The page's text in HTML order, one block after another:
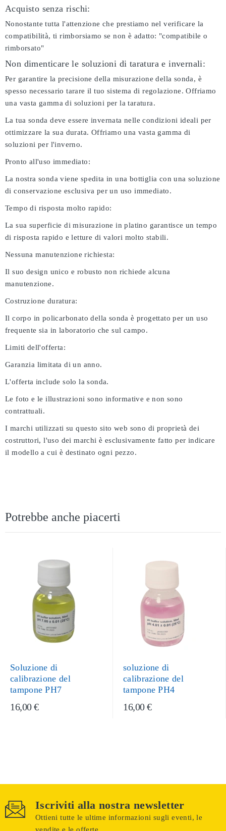
Acquisto senza rischi:
Nonostante tutta l'attenzione che prestiamo nel verificare la
compatibilità, ti rimborsiamo se non è adatto: "compatibile o
rimborsato"
Non dimenticare le soluzioni di taratura e invernali:
Per garantire la precisione della misurazione della sonda, è
spesso necessario tarare il tuo sistema di regolazione. Offriamo
una vasta gamma di soluzioni per la taratura.
La tua sonda deve essere invernata nelle condizioni ideali per
ottimizzare la sua durata. Offriamo una vasta gamma di
soluzioni per l'inverno.
Pronto all'uso immediato:
La nostra sonda viene spedita in una bottiglia con una soluzione
di conservazione esclusiva per un uso immediato.
Tempo di risposta molto rapido:
La sua superficie di misurazione in platino garantisce un tempo
di risposta rapido e letture di valori molto stabili.
Nessuna manutenzione richiesta:
Il suo design unico e robusto non richiede alcuna
manutenzione.
Costruzione duratura:
Il corpo in policarbonato della sonda è progettato per un uso
frequente sia in laboratorio che sul campo.
Limiti dell'offerta:
Garanzia limitata di un anno.
L'offerta include solo la sonda.
Le foto e le illustrazioni sono informative e non sono
contrattuali.
I marchi utilizzati su questo sito web sono di proprietà dei
costruttori, l'uso dei marchi è esclusivamente fatto per indicare
il modello a cui è destinato ogni pezzo.
Potrebbe anche piacerti
Soluzione di
calibrazione del
tampone PH7
16,00 €
soluzione di
calibrazione del
tampone PH4
16,00 €
Iscriviti alla nostra newsletter
Ottieni tutte le ultime informazioni sugli eventi, le